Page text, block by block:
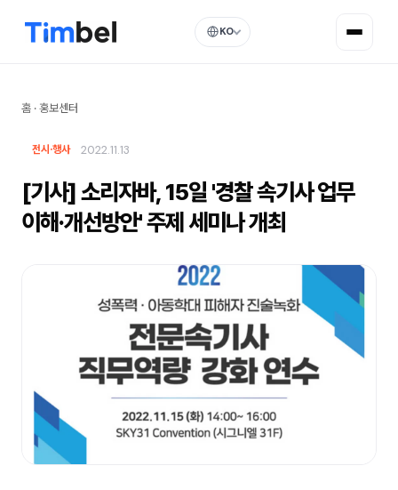
KO
홈 · 홍보센터
전시·행사 2022.11.13
[기사] 소리자바, 15일 '경찰 속기사 업무
이해·개선방안' 주제 세미나 개최